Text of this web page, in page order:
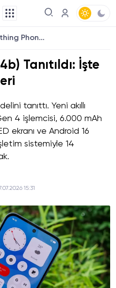
Nothing Phone (4b) Tanıtıldı: İşte Fiyatı ve Özellikleri
Tanıtıldı: İşte
tanıttı. Yeni akıllı
4 işlemcisi, 6.000 mAh
ekranı ve Android 16
sistemiyle 14
15:31